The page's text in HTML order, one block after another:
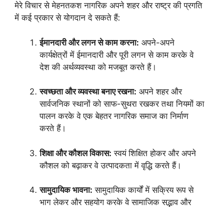
मेरे विचार से मेहनतकश नागरिक अपने शहर और राष्ट्र की प्रगति
में कई प्रकार से योगदान दे सकते हैं:
ईमानदारी और लगन से काम करना: अपने-अपने
कार्यक्षेत्रों में ईमानदारी और पूरी लगन से काम करके वे
देश की अर्थव्यवस्था को मजबूत करते हैं।
स्वच्छता और व्यवस्था बनाए रखना: अपने शहर और
सार्वजनिक स्थानों को साफ-सुथरा रखकर तथा नियमों का
पालन करके वे एक बेहतर नागरिक समाज का निर्माण
करते हैं।
शिक्षा और कौशल विकास: स्वयं शिक्षित होकर और अपने
कौशल को बढ़ाकर वे उत्पादकता में वृद्धि करते हैं।
सामुदायिक भावना: सामुदायिक कार्यों में सक्रिय रूप से
भाग लेकर और सहयोग करके वे सामाजिक सद्भाव और